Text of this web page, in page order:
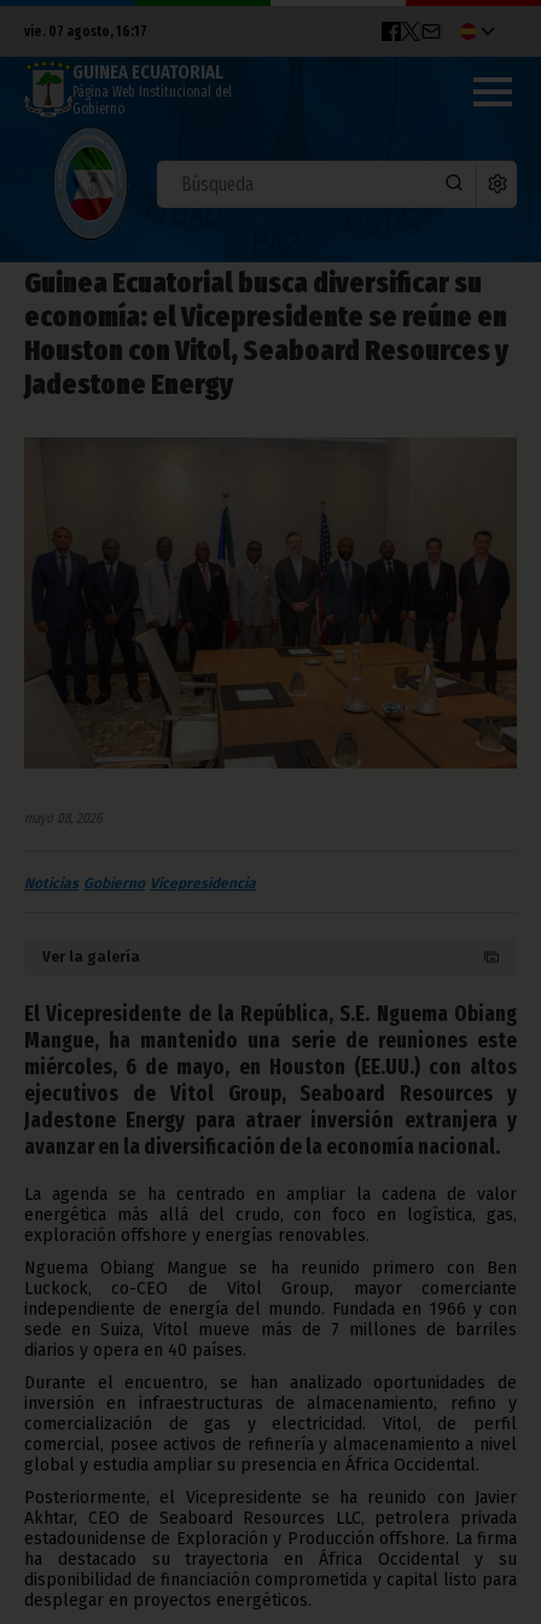
vie. 07 agosto, 16:17
GUINEA ECUATORIAL
Página Web Institucional del
Gobierno
Guinea Ecuatorial busca diversificar su
economía: el Vicepresidente se reúne en
Houston con Vitol, Seaboard Resources y
Jadestone Energy
mayo 08, 2026
Noticias Gobierno Vicepresidencia
Ver la galería
El Vicepresidente de la República, S.E. Nguema Obiang
Mangue, ha mantenido una serie de reuniones este
miércoles, 6 de mayo, en Houston (EE.UU.) con altos
ejecutivos de Vitol Group, Seaboard Resources y
Jadestone Energy para atraer inversión extranjera y
avanzar en la diversificación de la economía nacional.
La agenda se ha centrado en ampliar la cadena de valor
energética más allá del crudo, con foco en logística, gas,
exploración offshore y energías renovables.
Nguema Obiang Mangue se ha reunido primero con Ben
Luckock, co-CEO de Vitol Group, mayor comerciante
independiente de energía del mundo. Fundada en 1966 y con
sede en Suiza, Vitol mueve más de 7 millones de barriles
diarios y opera en 40 países.
Durante el encuentro, se han analizado oportunidades de
inversión en infraestructuras de almacenamiento, refino y
comercialización de gas y electricidad. Vitol, de perfil
comercial, posee activos de refinería y almacenamiento a nivel
global y estudia ampliar su presencia en África Occidental.
Posteriormente, el Vicepresidente se ha reunido con Javier
Akhtar, CEO de Seaboard Resources LLC, petrolera privada
estadounidense de Exploración y Producción offshore. La firma
ha destacado su trayectoria en África Occidental y su
disponibilidad de financiación comprometida y capital listo para
desplegar en proyectos energéticos.